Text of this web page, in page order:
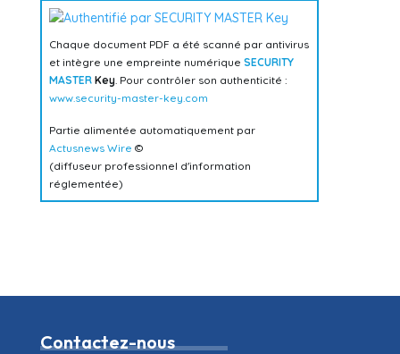
Chaque document PDF a été scanné par antivirus
et intègre une empreinte numérique SECURITY
MASTERKey. Pour contrôler son authenticité :
www.security-master-key.com
Partie alimentée automatiquement par
Actusnews Wire ©
(diffuseur professionnel d'information
réglementée)
Contactez-nous